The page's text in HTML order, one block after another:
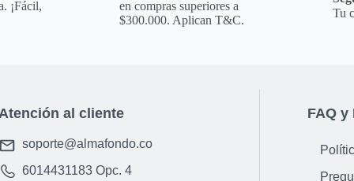
Observaciones De
t&eacute;rminos y
¡Fácil,
en compras superiores a
$300.000. Aplican T&C.
Tu
al cliente
soporte@almafondo.co
6014431183Opc. 4
FAQ y